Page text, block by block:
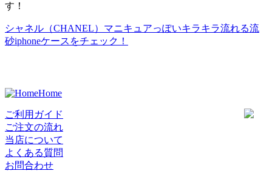
す！
シャネル（CHANEL）マニキュアっぽいキラキラ流れる流
砂iphoneケースをチェック！
Home
ご利用ガイド
ご注文の流れ
当店について
よくある質問
お問合わせ